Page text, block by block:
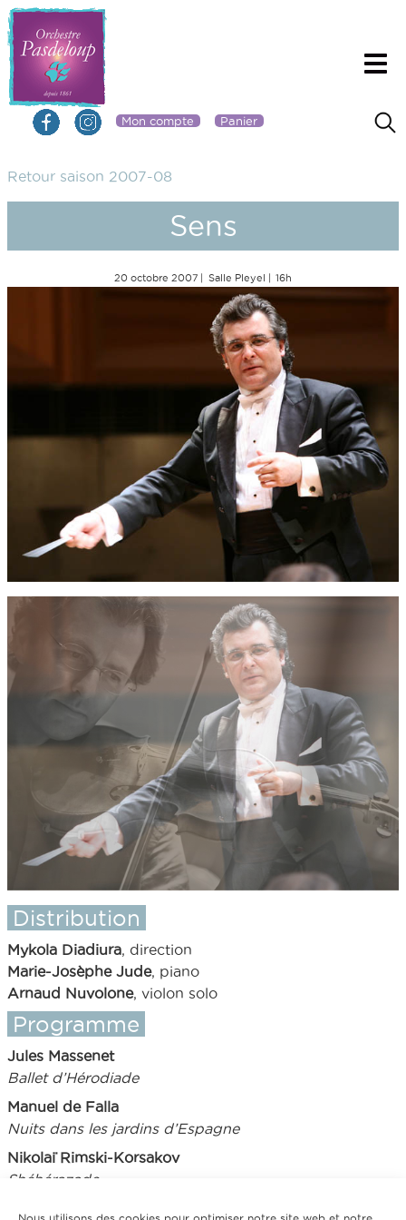
Mon compte Panier
Retour saison 2007-08
Sens
20 octobre 2007 Salle Pleyel 16h
Distribution
Mykola Diadiura, direction
Marie-Josèphe Jude, piano
Arnaud Nuvolone, violon solo
Programme
Jules Massenet
Ballet d’Hérodiade
Manuel de Falla
Nuits dans les jardins d’Espagne
Nikolaï Rimski-Korsakov
Shéhérazade